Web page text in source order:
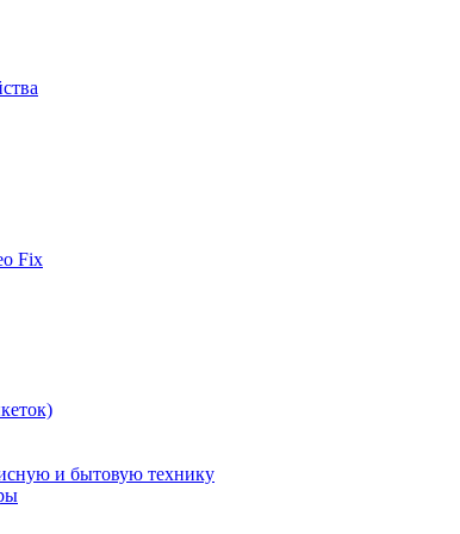
Fix
и бытовую технику